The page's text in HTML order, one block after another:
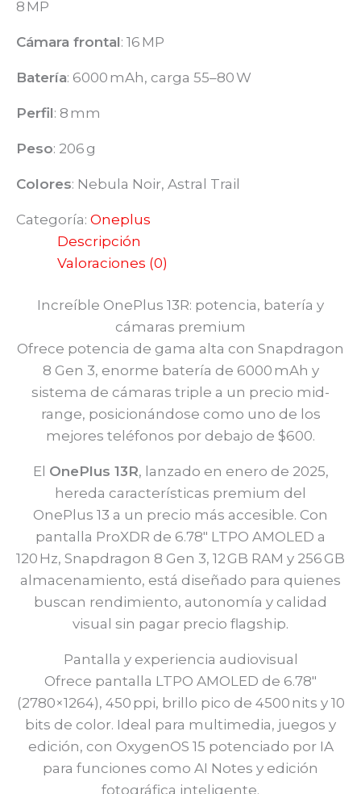
8 MP
Cámara frontal: 16 MP
Batería: 6000 mAh, carga 55–80 W
Perfil: 8 mm
Peso: 206 g
Colores: Nebula Noir, Astral Trail
Categoría: Oneplus
Descripción
Valoraciones (0)
Increíble OnePlus 13R: potencia, batería y
cámaras premium
Ofrece potencia de gama alta con Snapdragon
8 Gen 3, enorme batería de 6000 mAh y
sistema de cámaras triple a un precio mid-
range, posicionándose como uno de los
mejores teléfonos por debajo de $600.
El OnePlus 13R, lanzado en enero de 2025,
hereda características premium del
OnePlus 13 a un precio más accesible. Con
pantalla ProXDR de 6.78″ LTPO AMOLED a
120 Hz, Snapdragon 8 Gen 3, 12 GB RAM y 256 GB
almacenamiento, está diseñado para quienes
buscan rendimiento, autonomía y calidad
visual sin pagar precio flagship.
Pantalla y experiencia audiovisual
Ofrece pantalla LTPO AMOLED de 6.78″
(2780×1264), 450 ppi, brillo pico de 4500 nits y 10
bits de color. Ideal para multimedia, juegos y
edición, con OxygenOS 15 potenciado por IA
para funciones como AI Notes y edición
fotográfica inteligente.